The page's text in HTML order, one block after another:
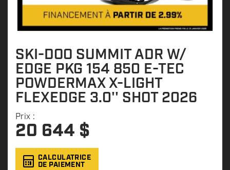
SKI-DOO SUMMIT ADR W/
EDGE PKG 154 850 E-TEC
POWDERMAX X-LIGHT
FLEXEDGE 3.0'' SHOT 2026
Prix :
20 644 $
CALCULATRICE
DE PAIEMENT